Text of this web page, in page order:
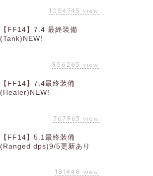
1054745 view
【FF14】7.4 最終装備
(Tank)NEW!
956265 view
【FF14】7.4最終装備
(Healer)NEW!
767963 view
【FF14】5.1最終装備
(Ranged dps)9/5更新あり
181448 view